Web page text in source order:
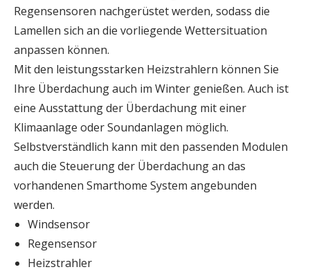
Regensensoren nachgerüstet werden, sodass die
Lamellen sich an die vorliegende Wettersituation
anpassen können.
Mit den leistungsstarken Heizstrahlern können Sie
Ihre Überdachung auch im Winter genießen. Auch ist
eine Ausstattung der Überdachung mit einer
Klimaanlage oder Soundanlagen möglich.
Selbstverständlich kann mit den passenden Modulen
auch die Steuerung der Überdachung an das
vorhandenen Smarthome System angebunden
werden.
Windsensor
Regensensor
Heizstrahler